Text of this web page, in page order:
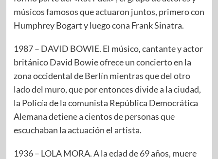
músicos famosos que actuaron juntos, primero con
Humphrey Bogart y luego cona Frank Sinatra.
1987 – DAVID BOWIE. El músico, cantante y actor
británico David Bowie ofrece un concierto en la
zona occidental de Berlín mientras que del otro
lado del muro, que por entonces divide a la ciudad,
la Policía de la comunista República Democrática
Alemana detiene a cientos de personas que
escuchaban la actuación el artista.
1936 – LOLA MORA. A la edad de 69 años, muere